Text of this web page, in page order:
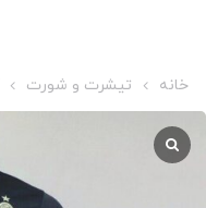
خانه تیشرت و شورت